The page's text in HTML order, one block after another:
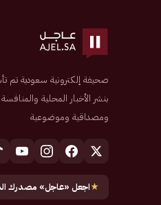
بنشر الأخبار المحلية
ومصداقية وموضوعية
★اجعل «عاجل» مصدرك